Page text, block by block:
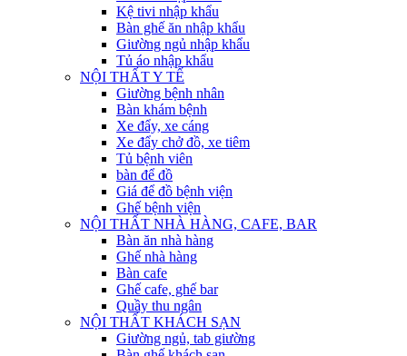
Kệ tivi nhập khẩu
Bàn ghế ăn nhập khẩu
Giường ngủ nhập khẩu
Tủ áo nhập khẩu
NỘI THẤT Y TẾ
Giường bệnh nhân
Bàn khám bệnh
Xe đẩy, xe cáng
Xe đẩy chở đồ, xe tiêm
Tủ bệnh viên
bàn để đồ
Giá để đồ bệnh viện
Ghế bệnh viện
NỘI THẤT NHÀ HÀNG, CAFE, BAR
Bàn ăn nhà hàng
Ghế nhà hàng
Bàn cafe
Ghế cafe, ghế bar
Quầy thu ngân
NỘI THẤT KHÁCH SẠN
Giường ngủ, tab giường